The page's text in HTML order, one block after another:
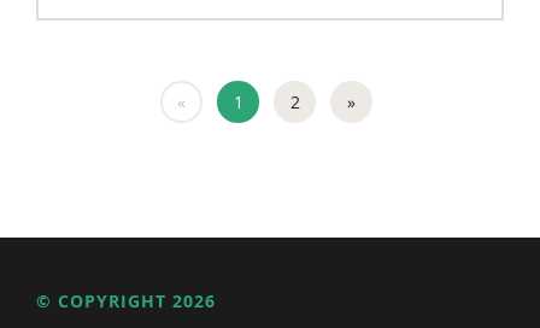
« 1 2 »
© COPYRIGHT 2026